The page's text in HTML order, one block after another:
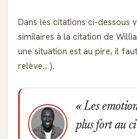
Dans les citations ci-dessous
similaires à la citation de
une situation est au pire, il
relève... ).
Les
plus fort au